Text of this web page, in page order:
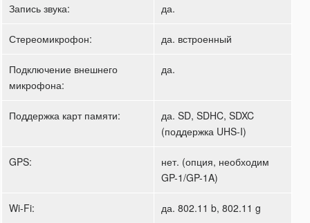
Запись звука: да.
Стереомикрофон: да. встроенный
Подключение внешнего
микрофона:
да.
Поддержка карт памяти:
да. SD, SDHC, SDXC
(поддержка UHS-I)
GPS:
нет. (опция, необходим
GP-1/GP-1A)
Wi-Fi: да. 802.11 b, 802.11 g